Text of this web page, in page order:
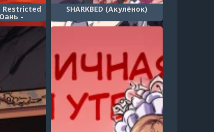
Restricted
-
пляже!)
SHARKBED (Акулёнок)